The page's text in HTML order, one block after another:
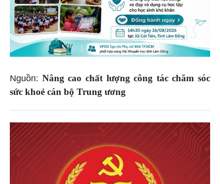
Nguồn: Nâng cao chất lượng công tác chăm sóc
sức khoẻ cán bộ Trung ương